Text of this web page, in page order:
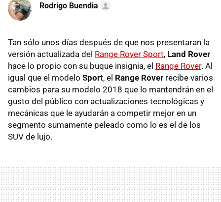
Rodrigo Buendia
Tan sólo unos días después de que nos presentaran la
versión actualizada del Range Rover Sport, Land Rover
hace lo propio con su buque insignia, el Range Rover. Al
igual que el modelo Sport, el Range Rover recibe varios
cambios para su modelo 2018 que lo mantendrán en el
gusto del público con actualizaciones tecnológicas y
mecánicas que le ayudarán a competir mejor en un
segmento sumamente peleado como lo es el de los
SUV de lujo.